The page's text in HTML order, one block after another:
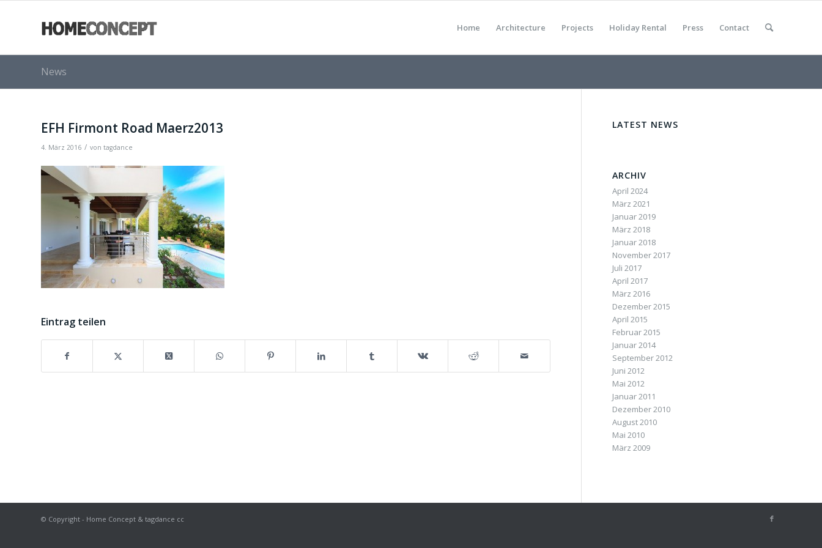
Home Architecture Projects Holiday Rental Press Contact
News
EFH Firmont Road Maerz2013
4. März 2016 / von tagdance
Eintrag teilen
LATEST NEWS
ARCHIV
April 2024
März 2021
Januar 2019
März 2018
Januar 2018
November 2017
Juli 2017
April 2017
März 2016
Dezember 2015
April 2015
Februar 2015
Januar 2014
September 2012
Juni 2012
Mai 2012
Januar 2011
Dezember 2010
August 2010
Mai 2010
März 2009
© Copyright - Home Concept & tagdance cc